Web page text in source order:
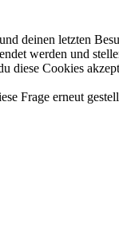
deinen letzten
werden und
diese Cookies
Frage erneut